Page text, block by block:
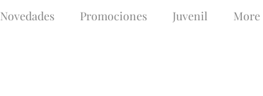
Novedades Promociones Juvenil More